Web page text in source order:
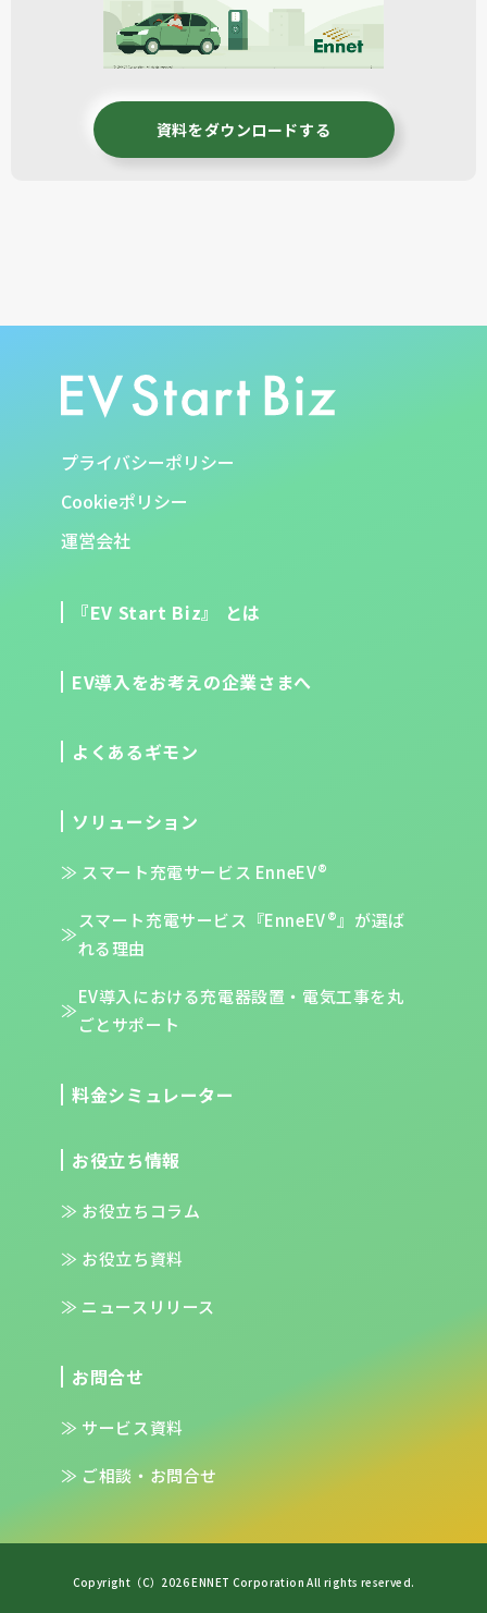
資料をダウンロードする
プライバシーポリシー
Cookieポリシー
運営会社
『EV Start Biz』 とは
EV導入をお考えの企業さまへ
よくあるギモン
ソリューション
スマート充電サービス EnneEV®
スマート充電サービス『EnneEV®』が選ば
れる理由
EV導入における充電器設置・電気工事を丸
ごとサポート
料金シミュレーター
お役立ち情報
お役立ちコラム
お役立ち資料
ニュースリリース
お問合せ
サービス資料
ご相談・お問合せ
Copyright（C）2026 ENNET Corporation All rights reserved.